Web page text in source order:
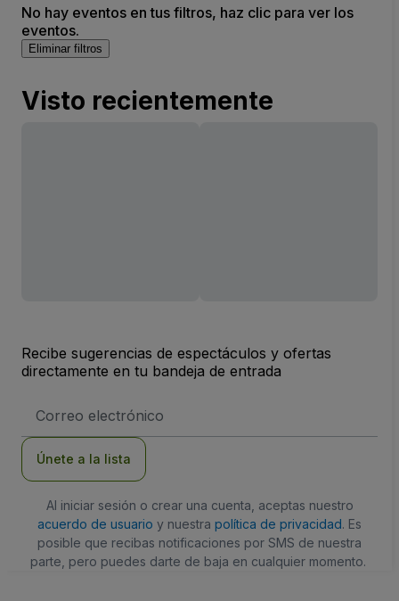
No hay eventos en tus filtros, haz clic para ver los
eventos.
Eliminar filtros
Visto recientemente
Recibe sugerencias de espectáculos y ofertas
directamente en tu bandeja de entrada
de
Únete a la lista
Al iniciar sesión o crear una cuenta, aceptas nuestro
acuerdo de usuario y nuestra política de privacidad. Es
posible que recibas notificaciones por SMS de nuestra
parte, pero puedes darte de baja en cualquier momento.